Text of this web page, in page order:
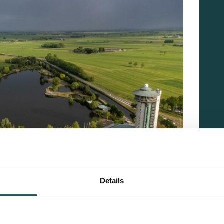
Details
Marke
und Samstag abspielte, ging über jede Erwartung